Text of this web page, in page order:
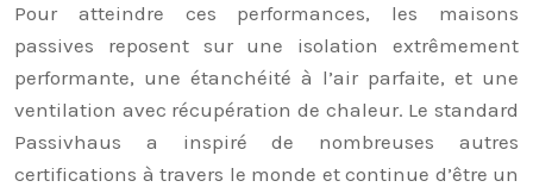
Pour atteindre ces performances, les maisons
passives reposent sur une isolation extrêmement
performante, une étanchéité à l’air parfaite, et une
ventilation avec récupération de chaleur. Le standard
Passivhaus a inspiré de nombreuses autres
certifications à travers le monde et continue d’être un